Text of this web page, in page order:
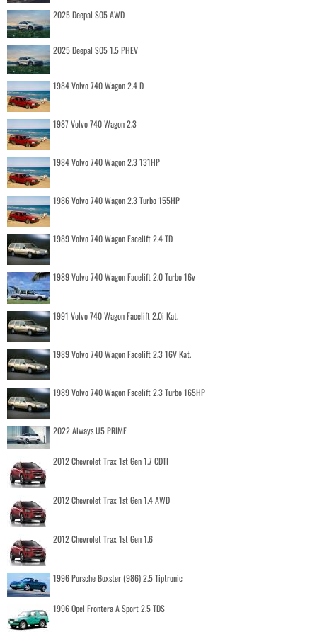
2025 Deepal S05 AWD
2025 Deepal S05 1.5 PHEV
1984 Volvo 740 Wagon 2.4 D
1987 Volvo 740 Wagon 2.3
1984 Volvo 740 Wagon 2.3 131HP
1986 Volvo 740 Wagon 2.3 Turbo 155HP
1989 Volvo 740 Wagon Facelift 2.4 TD
1989 Volvo 740 Wagon Facelift 2.0 Turbo 16v
1991 Volvo 740 Wagon Facelift 2.0i Kat.
1989 Volvo 740 Wagon Facelift 2.3 16V Kat.
1989 Volvo 740 Wagon Facelift 2.3 Turbo 165HP
2022 Aiways U5 PRIME
2012 Chevrolet Trax 1st Gen 1.7 CDTI
2012 Chevrolet Trax 1st Gen 1.4 AWD
2012 Chevrolet Trax 1st Gen 1.6
1996 Porsche Boxster (986) 2.5 Tiptronic
1996 Opel Frontera A Sport 2.5 TDS